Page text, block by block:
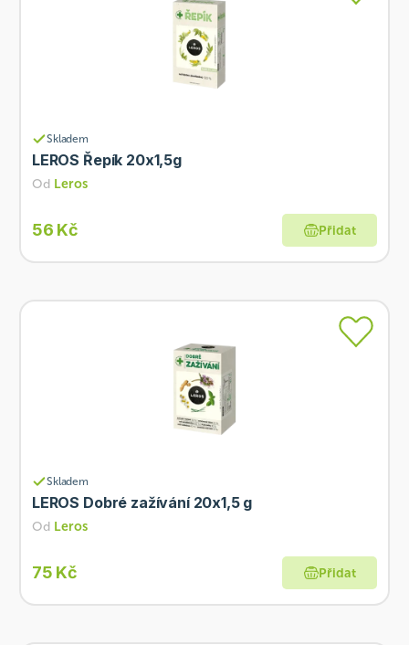
Skladem
LEROS Řepík 20x1,5g
Od Leros
56 Kč Přidat
Skladem
LEROS Dobré zažívání 20x1,5 g
Od Leros
75 Kč Přidat